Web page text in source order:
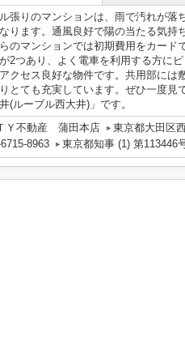
張りのマンションは、雨で汚れが落
ります。通風良好で陽の当たる気持
のマンションでは初期費用をカード
2つあり、よく電車を利用する方に
クセス良好な物件です。共用部には
とても充実しています。ぜひ一度見
(ルーブル西大井)」です。
Ｙ不動産 蒲田本店
東京都大田区
8963
東京都知事 (1) 第113446